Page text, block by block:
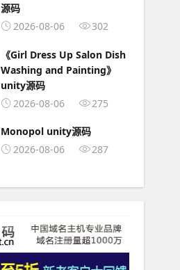
源码
2026-08-06
302
《Girl Dress Up Salon Dish
Washing and Painting》
unity源码
2026-08-06
275
Monopol unity源码
2026-08-06
287